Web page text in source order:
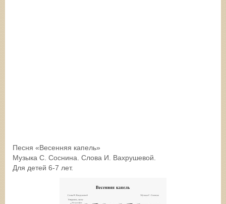
Песня «Весенняя капель»
Музыка С. Соснина. Слова И. Вахрушевой.
Для детей 6-7 лет.